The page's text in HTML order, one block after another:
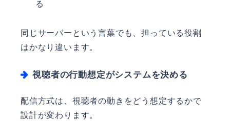
る
同じサーバーという言葉でも、担っている役割
はかなり違います。
視聴者の行動想定がシステムを決める
配信方式は、視聴者の動きをどう想定するかで
設計が変わります。